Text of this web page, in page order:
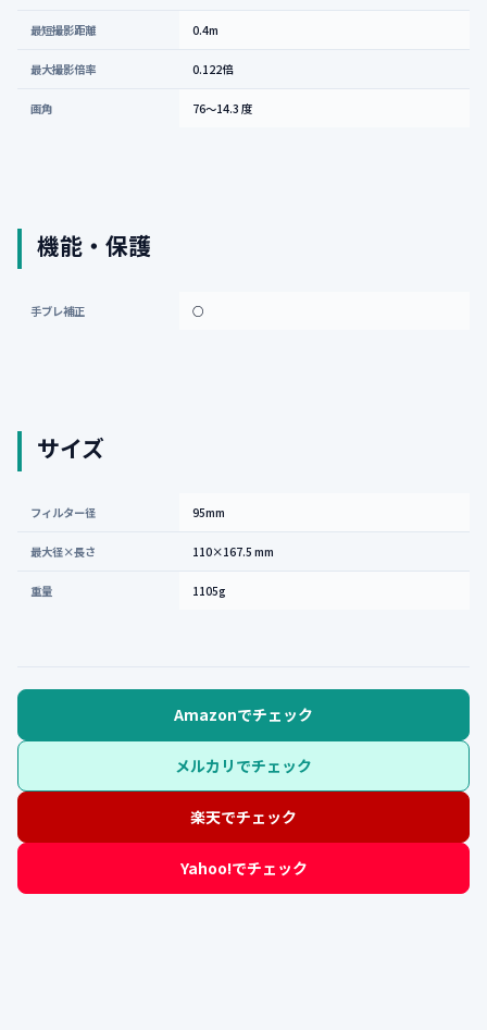
最短撮影距離 0.4m
最大撮影倍率 0.122倍
画角 76〜14.3 度
機能・保護
手ブレ補正 ○
サイズ
フィルター径 95mm
最大径×長さ 110×167.5 mm
重量 1105g
Amazonでチェック
メルカリでチェック
楽天でチェック
Yahoo!でチェック